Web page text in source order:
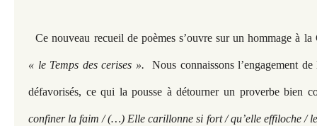
Ce nouveau recueil de poèmes s’ouvre sur un hommage à
« le Temps des cerises ». Nous connaissons l’engagement
défavorisés, ce qui la pousse à détourner un proverbe bien
confiner la faim / (…) Elle carillonne si fort / qu’elle effiloche /